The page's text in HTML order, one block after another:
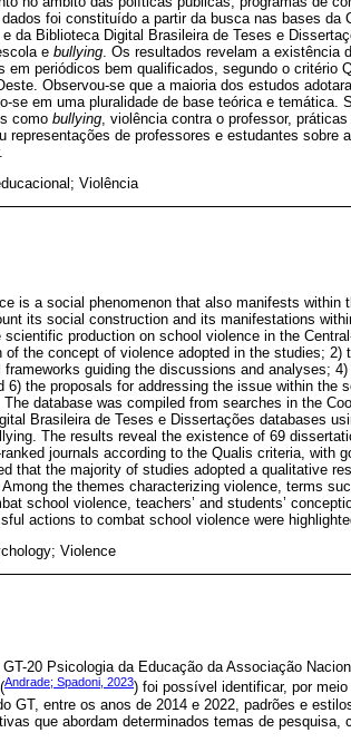
foi constituído a partir da busca nas bases da
da Biblioteca Digital Brasileira de Teses e
e bullying. Os resultados revelam a existência
periódicos bem qualificados, segundo o critério
Observou-se que a maioria dos estudos
se em uma pluralidade de base teórica e temática.
como bullying, violência contra o professor,
de professores e estudantes sobre
Violência
is a social phenomenon that also manifests within
its social construction and its manifestations
production on school violence in the
the concept of violence adopted in the studies; 2)
guiding the discussions and analyses;
the proposals for addressing the issue within the
database was compiled from searches in the
Brasileira de Teses e Dissertações databases
The results reveal the existence of 69
journals according to the Qualis criteria, with
that the majority of studies adopted a qualitative
the themes characterizing violence, terms
school violence, teachers’ and students’
actions to combat school violence were
Violence
20 Psicologia da Educação da Associação
Andrade; Spadoni, 2023) foi possível identificar, por
GT, entre os anos de 2014 e 2022, padrões e
que abordam determinados temas de pesquisa,